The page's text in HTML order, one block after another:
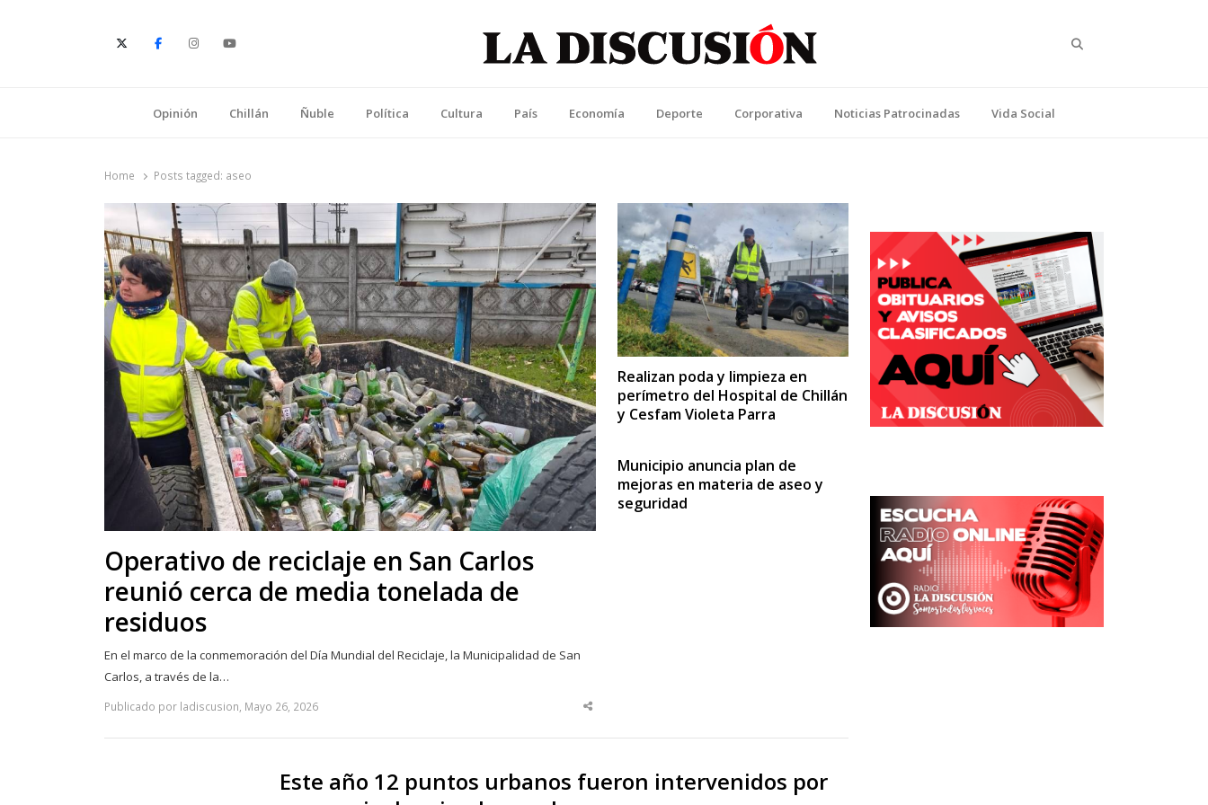
Opinión Chillán Ñuble Política Cultura País Economía Deporte Corporativa Noticias Patrocinadas Vida Social
Home Posts tagged: aseo
Operativo de reciclaje en San Carlos
reunió cerca de media tonelada de
residuos
En el marco de la conmemoración del Día Mundial del Reciclaje, la Municipalidad de San
Carlos, a través de la…
Publicado por ladiscusion, Mayo 26, 2026
Share
Realizan poda y limpieza en
perímetro del Hospital de Chillán
y Cesfam Violeta Parra
Municipio anuncia plan de
mejoras en materia de aseo y
seguridad
Este año 12 puntos urbanos fueron intervenidos por